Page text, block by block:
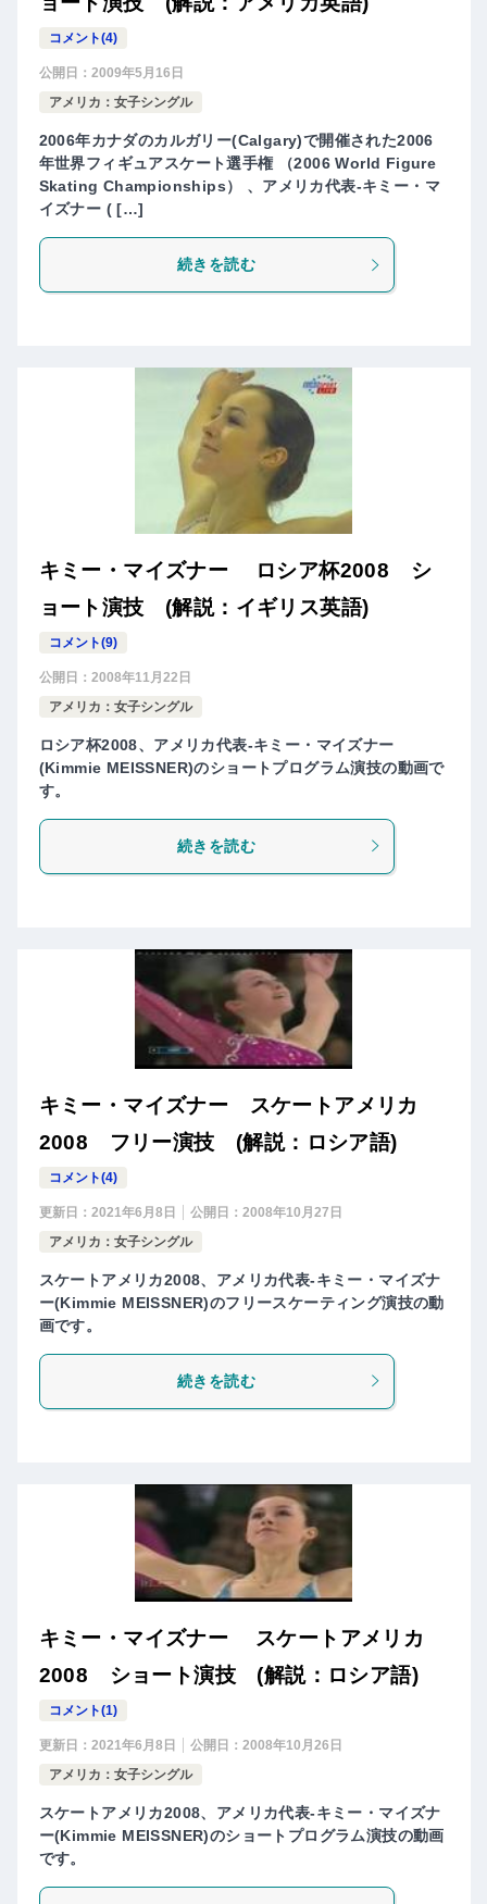
コメント(4)
公開日： 2009年5月16日
アメリカ：女子シングル
2006年カナダのカルガリー(Calgary)で開催された2006
年世界フィギュアスケート選手権 （2006 World Figure
Skating Championships） 、アメリカ代表-キミー・マ
イズナー ( […]
続きを読む
キミー・マイズナー ロシア杯2008 シ
ョート演技 (解説：イギリス英語)
コメント(9)
公開日： 2008年11月22日
アメリカ：女子シングル
ロシア杯2008、アメリカ代表-キミー・マイズナー
(Kimmie MEISSNER)のショートプログラム演技の動画で
す。
続きを読む
キミー・マイズナー スケートアメリカ
2008 フリー演技 (解説：ロシア語)
コメント(4)
更新日： 2021年6月8日 公開日： 2008年10月27日
アメリカ：女子シングル
スケートアメリカ2008、アメリカ代表-キミー・マイズナ
ー(Kimmie MEISSNER)のフリースケーティング演技の動
画です。
続きを読む
キミー・マイズナー スケートアメリカ
2008 ショート演技 (解説：ロシア語)
コメント(1)
更新日： 2021年6月8日 公開日： 2008年10月26日
アメリカ：女子シングル
スケートアメリカ2008、アメリカ代表-キミー・マイズナ
ー(Kimmie MEISSNER)のショートプログラム演技の動画
です。